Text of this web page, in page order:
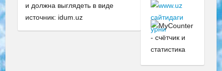
и должна выглядеть в виде
источник: idum.uz